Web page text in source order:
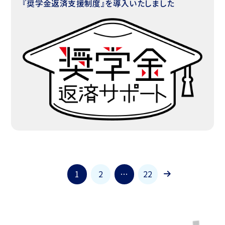
『奨学金返済支援制度』を導入いたしました
1 2 … 22